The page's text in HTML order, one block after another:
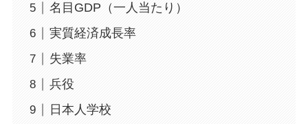
名目GDP（一人当たり）
実質経済成長率
失業率
兵役
日本人学校